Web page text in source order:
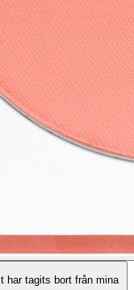
har tagits bort från mina